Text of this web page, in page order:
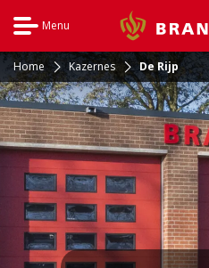
Menu
Home Kazernes De Rijp